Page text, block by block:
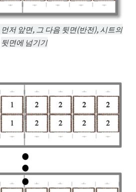
저 앞면, 그 다음 뒷면(반전), 시트의
뒷면에 넘기기